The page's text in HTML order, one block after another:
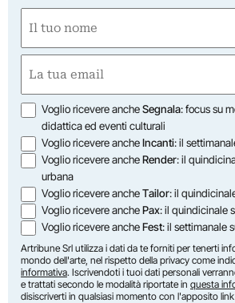
(Required)
First
(Required)
Opzioni
Voglio ricevere ancheSegnala: focus su
didattica ed eventi culturali
Voglio ricevere ancheIncanti: il
Voglio ricevere ancheRender: il
urbana
Voglio ricevere ancheTailor: il
Voglio ricevere anchePax: il quindicinale
Voglio ricevere ancheFest: il settimanale
Artribune Srl utilizza i dati da te forniti per tenerti
mondo dell'arte, nel rispetto della privacy come
informativa. Iscrivendoti i tuoi dati personali
e trattati secondo le modalità riportate in questa
disiscriverti in qualsiasi momento con l'apposito